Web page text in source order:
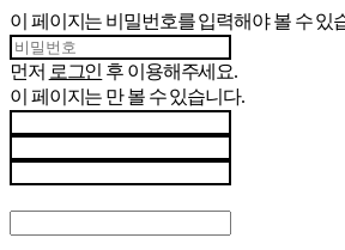
이 페이지는 비밀번호를 입력해야 볼 수 있
먼저 로그인 후 이용해주세요.
이 페이지는 만 볼 수 있습니다.